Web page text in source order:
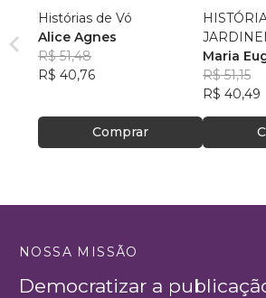
Histórias de Vó
Alice Agnes
R$ 51,48
R$ 40,76
Comprar
Maria
Figueira
R$ 51,15
R$ 40,49
NOSSA MISSÃO
Democratizar a